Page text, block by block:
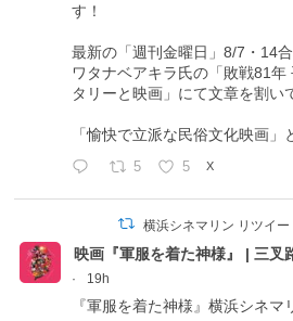
す！
最新の「週刊金曜日」8/7・14合
ワタナベアキラ氏の「敗戦81
タリーと映画」にて文章を割い
「愉快で立派な民俗文化映画」
5 5 X
横浜シネマリン リツイ
映画『軍服を着た神様』 | 三叉
·
19h
『軍服を着た神様』横浜シネマ